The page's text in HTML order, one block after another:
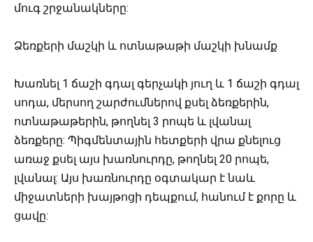
մուգ շրջանակները:
Ձեռքերի մաշկի և ոտնաթաթի մաշկի խնամք
Խառնել 1 ճաշի գդալ գերչակի յուղ և 1 ճաշի գդալ
սոդա, մերսող շարժումներով քսել ձեռքերին,
ոտնաթաթերին, թողնել 3 րոպե և լվանալ
ձեռքերը: Պիգմենտային հետքերի վրա քնելուց
առաջ քսել այս խառնուրդը, թողնել 20 րոպե,
լվանալ: Այս խառնուրդը օգտակար է նաև
միջատների խայթոցի դեպքում, հանում է քորը և
ցավը: